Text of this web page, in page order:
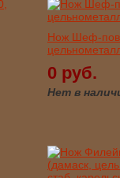
Нож Шеф-
0 руб.
Нет в